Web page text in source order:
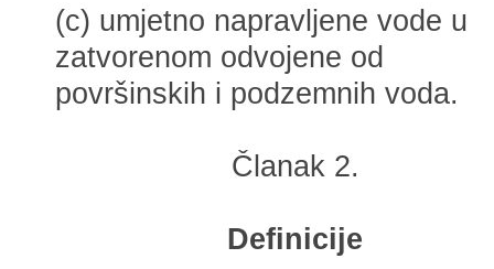
(c) umjetno napravljene vode u
zatvorenom odvojene od
površinskih i podzemnih voda.
Članak 2.
Definicije